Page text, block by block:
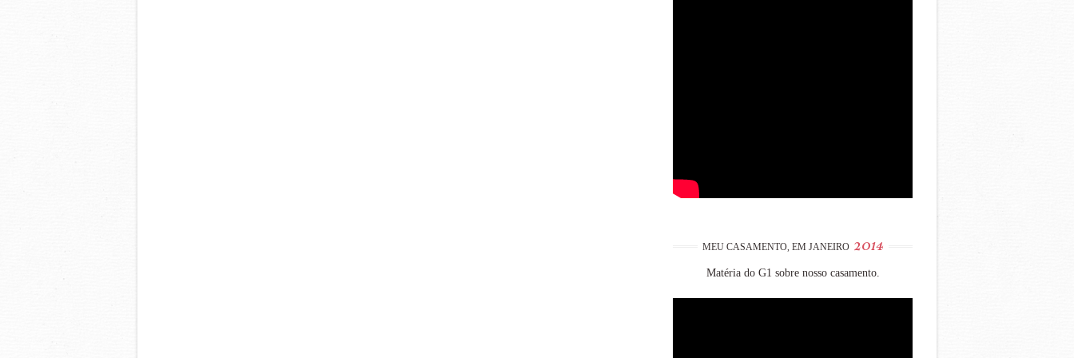
MEU CASAMENTO, EM JANEIRO 2014
Matéria do G1 sobre nosso casamento.